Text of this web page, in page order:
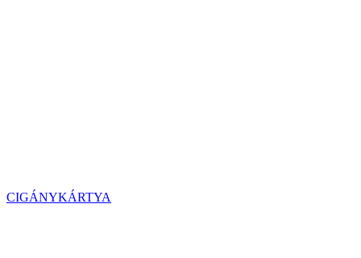
CIGÁNYKÁRTYA